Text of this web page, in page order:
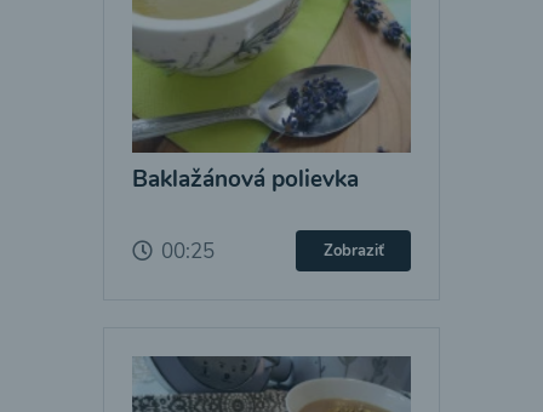
Baklažánová polievka
00:25 Zobraziť